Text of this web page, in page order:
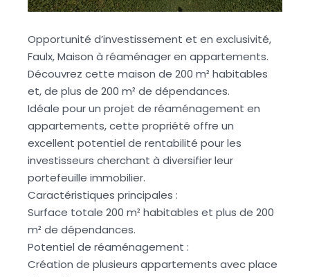
Opportunité d’investissement et en exclusivité,
Faulx, Maison à réaménager en appartements.
Découvrez cette maison de 200 m² habitables
et, de plus de 200 m² de dépendances.
Idéale pour un projet de réaménagement en
appartements, cette propriété offre un
excellent potentiel de rentabilité pour les
investisseurs cherchant à diversifier leur
portefeuille immobilier.
Caractéristiques principales :
Surface totale 200 m² habitables et plus de 200
m² de dépendances.
Potentiel de réaménagement :
Création de plusieurs appartements avec place